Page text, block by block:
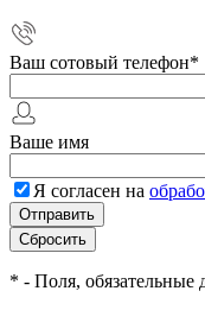
Ваш сотовый телефон*
Ваше имя
Я согласен на
* - Поля, обязательные